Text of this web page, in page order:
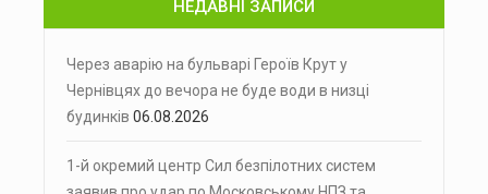
НЕДАВНІ ЗАПИСИ
Через аварію на бульварі Героїв Крут у
Чернівцях до вечора не буде води в низці
будинків 06.08.2026
1-й окремий центр Сил безпілотних систем